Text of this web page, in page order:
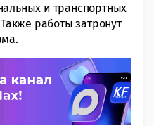
и транспортных
работы затронут